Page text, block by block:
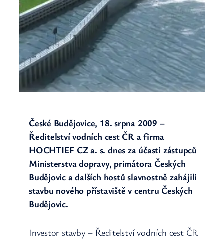
České Budějovice, 18. srpna 2009 –
Ředitelství vodních cest ČR a firma
HOCHTIEF CZ a. s. dnes za účasti zástupců
Ministerstva dopravy, primátora Českých
Budějovic a dalších hostů slavnostně zahájili
stavbu nového přístaviště v centru Českých
Budějovic.
Investor stavby – Ředitelství vodních cest ČR